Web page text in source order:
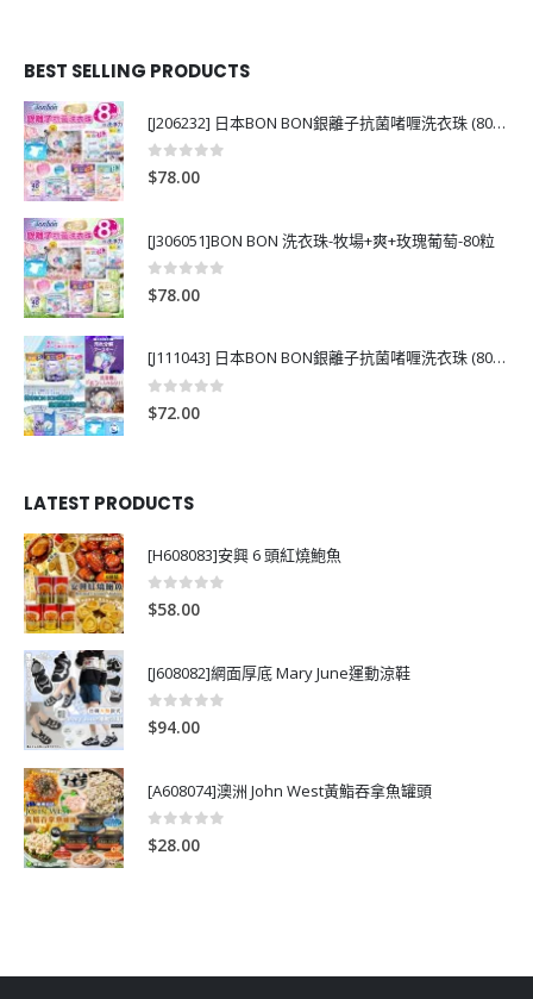
BEST SELLING PRODUCTS
[J206232] 日本BON BON銀離子抗菌啫喱洗衣珠 (80粒)
0out of 5
$78.00
[J306051]BON BON 洗衣珠-牧場+爽+玫瑰葡萄-80粒
0out of 5
$78.00
[J111043] 日本BON BON銀離子抗菌啫喱洗衣珠 (80粒)
0out of 5
$72.00
LATEST PRODUCTS
[H608083]安興 6 頭紅燒鮑魚
0out of 5
$58.00
[J608082]網面厚底 Mary June運動涼鞋
0 out of 5
$94.00
[A608074]澳洲 John West黃鮨吞拿魚罐頭
0 out of 5
$28.00